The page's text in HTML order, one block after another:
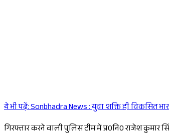
ये भी पढ़ें:Sonbhadra News : युवा शक्ति ही विकसित
गिरफ्तार करने वाली पुलिस टीम में प्र0नि0 राजेश कुमार